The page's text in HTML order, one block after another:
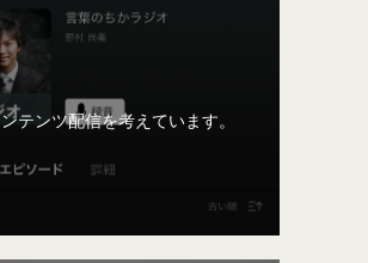
テンツ配信を考えています。